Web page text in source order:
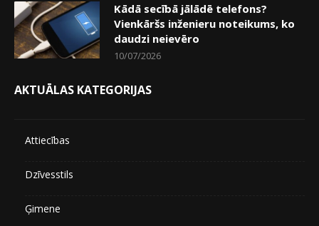
Kādā secībā jālādē telefons?
Vienkāršs inženieru noteikums, ko
daudzi neievēro
10/07/2026
AKTUĀLAS KATEGORIJAS
Attiecības
Dzīvesstils
Ģimene